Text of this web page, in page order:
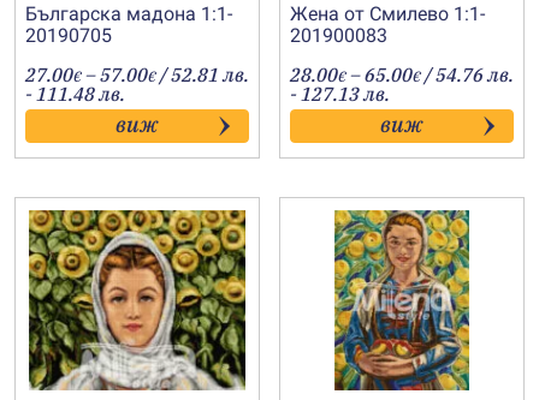
Българска мадона 1:1-
20190705
27.00€ –57.00€Price
range:
27.00€
through
57.00€
/ 52.81 лв.
- 111.48 лв.
виж
Жена от Смилево 1:1-
201900083
28.00€ –65.00€Price
range:
28.00€
through
65.00€
/ 54.76 лв.
- 127.13 лв.
виж